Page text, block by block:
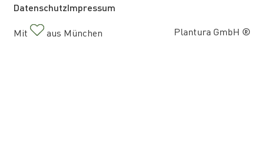
Plantura GmbH ®
Mit aus München
DatenschutzImpressum